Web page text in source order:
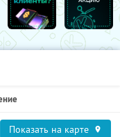
Показать на карте